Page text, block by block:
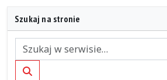
Szukaj na stronie
Szukaj